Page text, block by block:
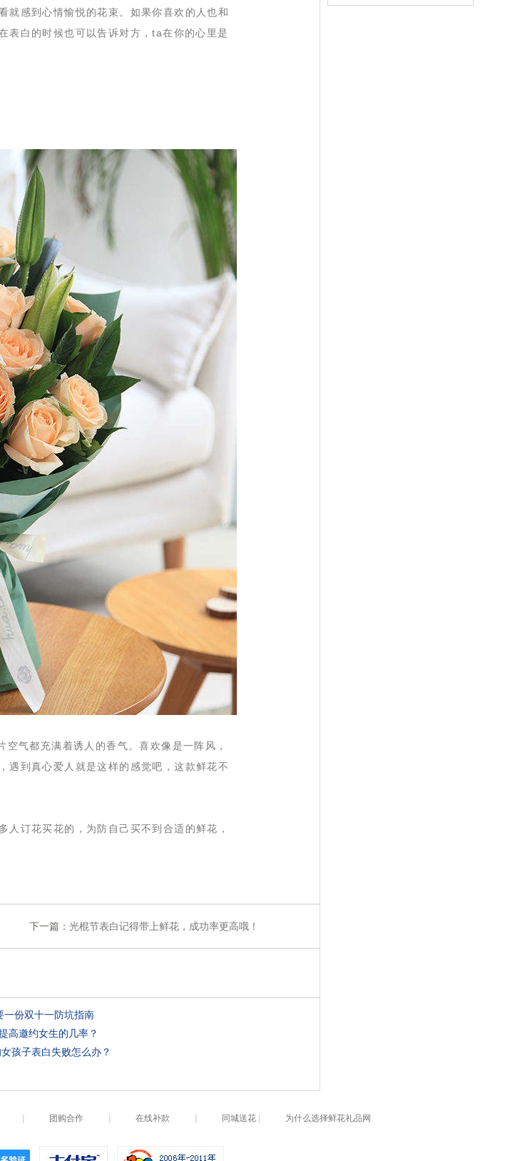
就感到心情愉悦的花束。如果你喜欢的人也和
表白的时候也可以告诉对方，ta在你的心里是
气都充满着诱人的香气。喜欢像是一阵风，
遇到真心爱人就是这样的感觉吧，这款鲜花不
订花买花的，为防自己买不到合适的鲜花，
下一篇：光棍节表白记得带上鲜花，成功率更高哦！
一份双十一防坑指南
高邀约女生的几率？
孩子表白失败怎么办？
团购合作 在线补款 同城送花 为什么选择鲜花礼品网